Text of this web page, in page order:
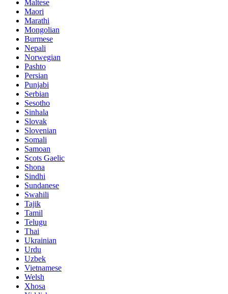
Maltese
Maori
Marathi
Mongolian
Burmese
Nepali
Norwegian
Pashto
Persian
Punjabi
Serbian
Sesotho
Sinhala
Slovak
Slovenian
Somali
Samoan
Scots Gaelic
Shona
Sindhi
Sundanese
Swahili
Tajik
Tamil
Telugu
Thai
Ukrainian
Urdu
Uzbek
Vietnamese
Welsh
Xhosa